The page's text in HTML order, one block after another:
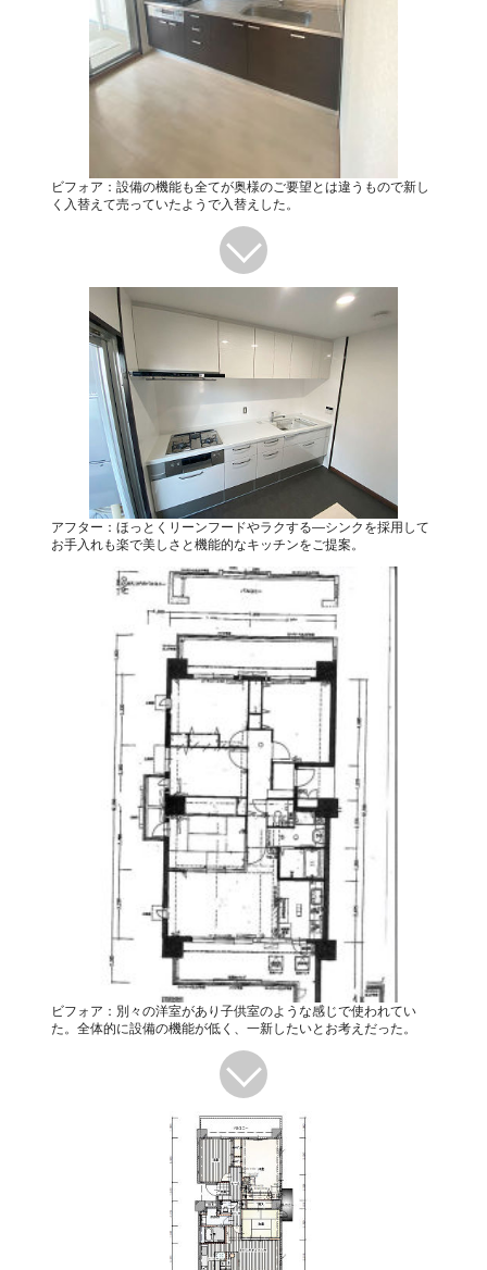
ビフォア：設備の機能も全てが奥様のご要望とは違うもので新し
く入替えて売っていたようで入替えした。
アフター：ほっとくリーンフードやラクする―シンクを採用して
お手入れも楽で美しさと機能的なキッチンをご提案。
ビフォア：別々の洋室があり子供室のような感じで使われてい
た。全体的に設備の機能が低く、一新したいとお考えだった。